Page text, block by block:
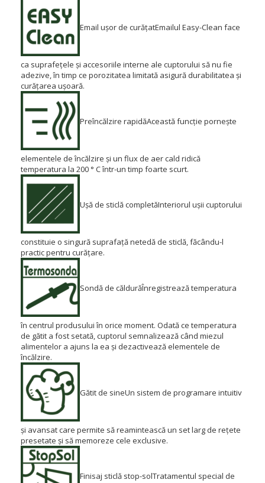
Email ușor de curățatEmailul Easy-Clean face
ca suprafețele și accesoriile interne ale cuptorului să nu fie
adezive, în timp ce porozitatea limitată asigură durabilitatea și
curățarea ușoară.
Preîncălzire rapidăAceastă funcție pornește
elementele de încălzire și un flux de aer cald ridică
temperatura la 200 ° C într-un timp foarte scurt.
Ușă de sticlă completăInteriorul ușii cuptorului
constituie o singură suprafață netedă de sticlă, făcându-l
practic pentru curățare.
Sondă de căldurăÎnregistrează temperatura
în centrul produsului în orice moment. Odată ce temperatura
de gătit a fost setată, cuptorul semnalizează când miezul
alimentelor a ajuns la ea și dezactivează elementele de
încălzire.
Gătit de sineUn sistem de programare intuitiv
și avansat care permite să reamintească un set larg de rețete
presetate și să memoreze cele exclusive.
Finisaj sticlă stop-solTratamentul special de